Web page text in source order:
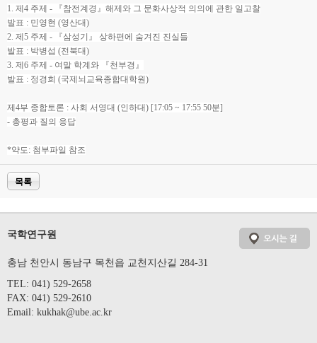
1. 제4 주제 - 『참전계경』해제와 그 문화사상적 의의에 관한 일고찰
발표 : 민영현 (영산대)
2. 제5 주제 - 『삼성기』 상하편에 숨겨진 진실들
발표 : 박병섭 (전북대)
3. 제6 주제 - 여말 학계와 『천부경』
발표 : 정경희 (국제뇌교육종합대학원)
제4부 종합토론 : 사회 서영대 (인하대) [17:05 ~ 17:55 50분]
- 총평과 질의 응답
*약도: 첨부파일 참조
목록
국학연구원
충남 천안시 동남구 목천읍 교천지산길 284-31
TEL: 041) 529-2658
FAX: 041) 529-2610
Email: kukhak@ube.ac.kr